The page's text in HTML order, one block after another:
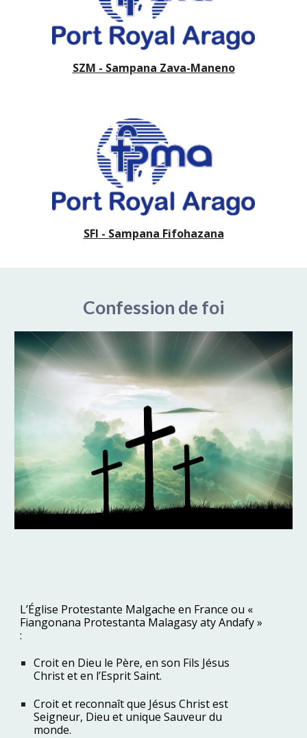
SZM - Sampana Zava-Maneno
SFI - Sampana Fifohazana
Confession de foi
L’Église Protestante Malgache en France ou «
Fiangonana Protestanta Malagasy aty Andafy »
:
Croit en Dieu le Père, en son Fils Jésus
Christ et en l’Esprit Saint.
Croit et reconnaît que Jésus Christ est
Seigneur, Dieu et unique Sauveur du
monde.